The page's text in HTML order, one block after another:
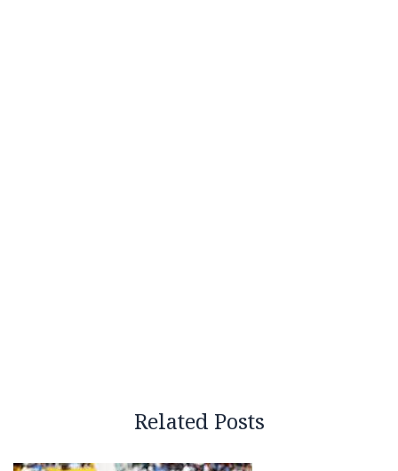
Related Posts